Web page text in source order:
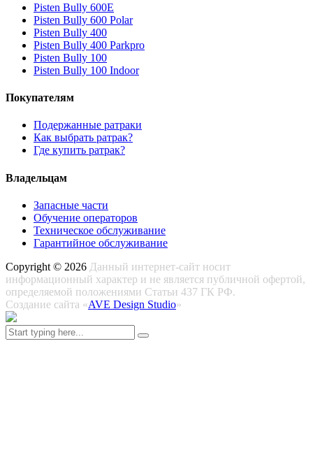
Pisten Bully 600E
Pisten Bully 600 Polar
Pisten Bully 400
Pisten Bully 400 Parkpro
Pisten Bully 100
Pisten Bully 100 Indoor
Покупателям
Подержанные ратраки
Как выбрать ратрак?
Где купить ратрак?
Владельцам
Запасные части
Обучение операторов
Техническое обслуживание
Гарантийное обслуживание
Copyright © 2026 Данный интернет-сайт носит
информационный характер и не является публичной офертой,
определяемой положениями Статьи 437 ГК РФ.
Создание сайта «AVE Design Studio»